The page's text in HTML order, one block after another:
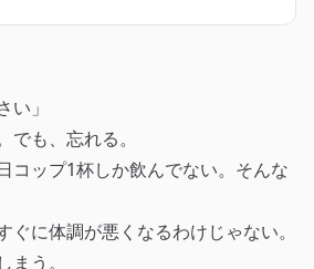
い」
も、忘れる。
コップ1杯しか飲んでない。そんな
ぐに体調が悪くなるわけじゃない。
う。